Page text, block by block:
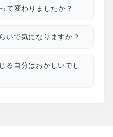
て変わりましたか？
いで気になりますか？
る自分はおかしいでし